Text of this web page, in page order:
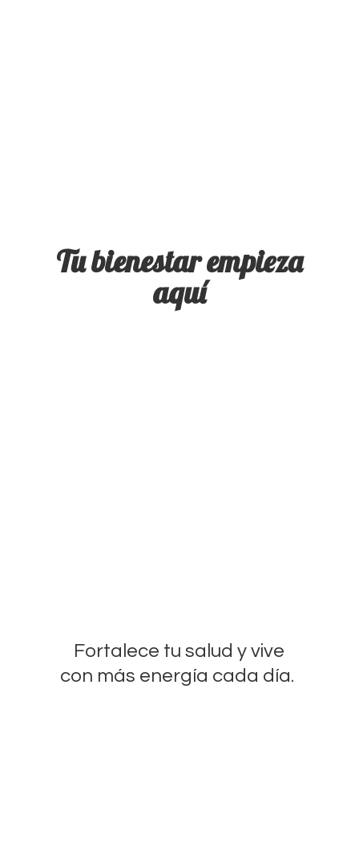
Tu bienestarempieza
aquí
Fortalece tu salud y vive
con más energía cada día.